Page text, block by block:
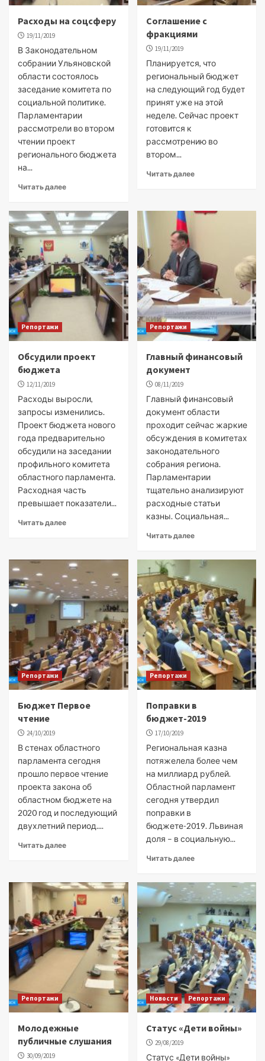
Расходы на соцсферу
19/11/2019
В Законодательном
собрании Ульяновской
области состоялось
заседание комитета по
социальной политике.
Парламентарии
рассмотрели во втором
чтении проект
регионального бюджета
на...
Читать далее
Соглашение с
фракциями
19/11/2019
Планируется, что
региональный бюджет
на следующий год будет
принят уже на этой
неделе. Сейчас проект
готовится к
рассмотрению во
втором...
Читать далее
Репортажи
Обсудили проект
бюджета
12/11/2019
Расходы выросли,
запросы изменились.
Проект бюджета нового
года предварительно
обсудили на заседании
профильного комитета
областного парламента.
Расходная часть
превышает показатели...
Читать далее
Репортажи
Главный финансовый
документ
08/11/2019
Главный финансовый
документ области
проходит сейчас жаркие
обсуждения в комитетах
законодательного
собрания региона.
Парламентарии
тщательно анализируют
расходные статьи
казны. Социальная...
Читать далее
Репортажи
Бюджет Первое
чтение
24/10/2019
В стенах областного
парламента сегодня
прошло первое чтение
проекта закона об
областном бюджете на
2020 год и последующий
двухлетний период....
Читать далее
Репортажи
Поправки в
бюджет-2019
17/10/2019
Региональная казна
потяжелела более чем
на миллиард рублей.
Областной парламент
сегодня утвердил
поправки в
бюджете-2019. Львиная
доля – в социальную...
Читать далее
Репортажи
Молодежные
публичные слушания
30/09/2019
Новости Репортажи
Статус «Дети войны»
29/08/2019
Статус «Дети войны»